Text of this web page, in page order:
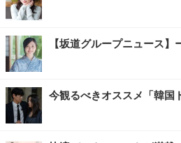
【坂道グループニュース
今観るべきオススメ「韓国